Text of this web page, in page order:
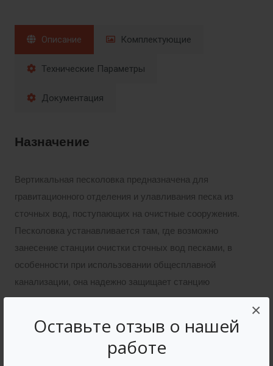
Оставьте отзыв о нашей
работе
×
Описание Комплектующие
Технические Параметры
Документация
Назначение
Вертикальная песколовка предназначена для
гравитационного отделения и улавливания песка из
сточных вод, поступающих на очистные сооружения.
Песколовка устанавливается там, где возможно
занесение станции очистки сточных вод песками, в
особенности при использовании общесплавной
канализации, она надежно защищает станцию
очистки от попадания песка.